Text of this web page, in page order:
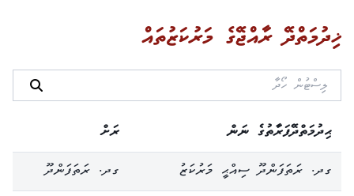
ޚިދުމަތްދޭ ރާއްޖޭގެ މަރުކަޒުތައް
ޙިދުމަތްދޭފަރާތުގެ ނަން
ރަށް
ގދ. ރަތަފަންދޫ ސިއްޙީ މަރުކަޒު
ގދ. ރަތަފަންދޫ